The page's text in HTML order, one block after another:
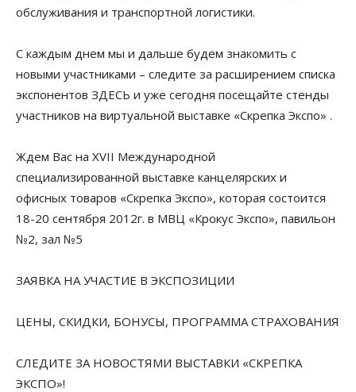
обслуживания и транспортной логистики.
С каждым днем мы и дальше будем знакомить с
новыми участниками – следите за расширением списка
экспонентов ЗДЕСЬ и уже сегодня посещайте стенды
участников на виртуальной выставке «Скрепка Экспо» .
Ждем Вас на XVII Международной
специализированной выставке канцелярских и
офисных товаров «Скрепка Экспо», которая состоится
18-20 сентября 2012г. в МВЦ «Крокус Экспо», павильон
№2, зал №5
ЗАЯВКА НА УЧАСТИЕ В ЭКСПОЗИЦИИ
ЦЕНЫ, СКИДКИ, БОНУСЫ, ПРОГРАММА СТРАХОВАНИЯ
СЛЕДИТЕ ЗА НОВОСТЯМИ ВЫСТАВКИ «СКРЕПКА
ЭКСПО»!